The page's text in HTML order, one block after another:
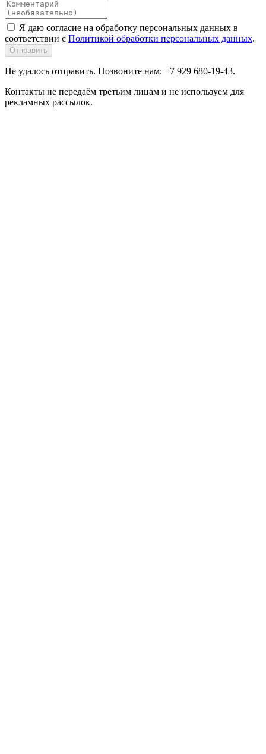
Я даю согласие на обработку персональных данных в
соответствии с Политикой обработки персональных данных.
Отправить
Не удалось отправить. Позвоните нам: +7 929 680-19-43.
Контакты не передаём третьим лицам и не используем для
рекламных рассылок.